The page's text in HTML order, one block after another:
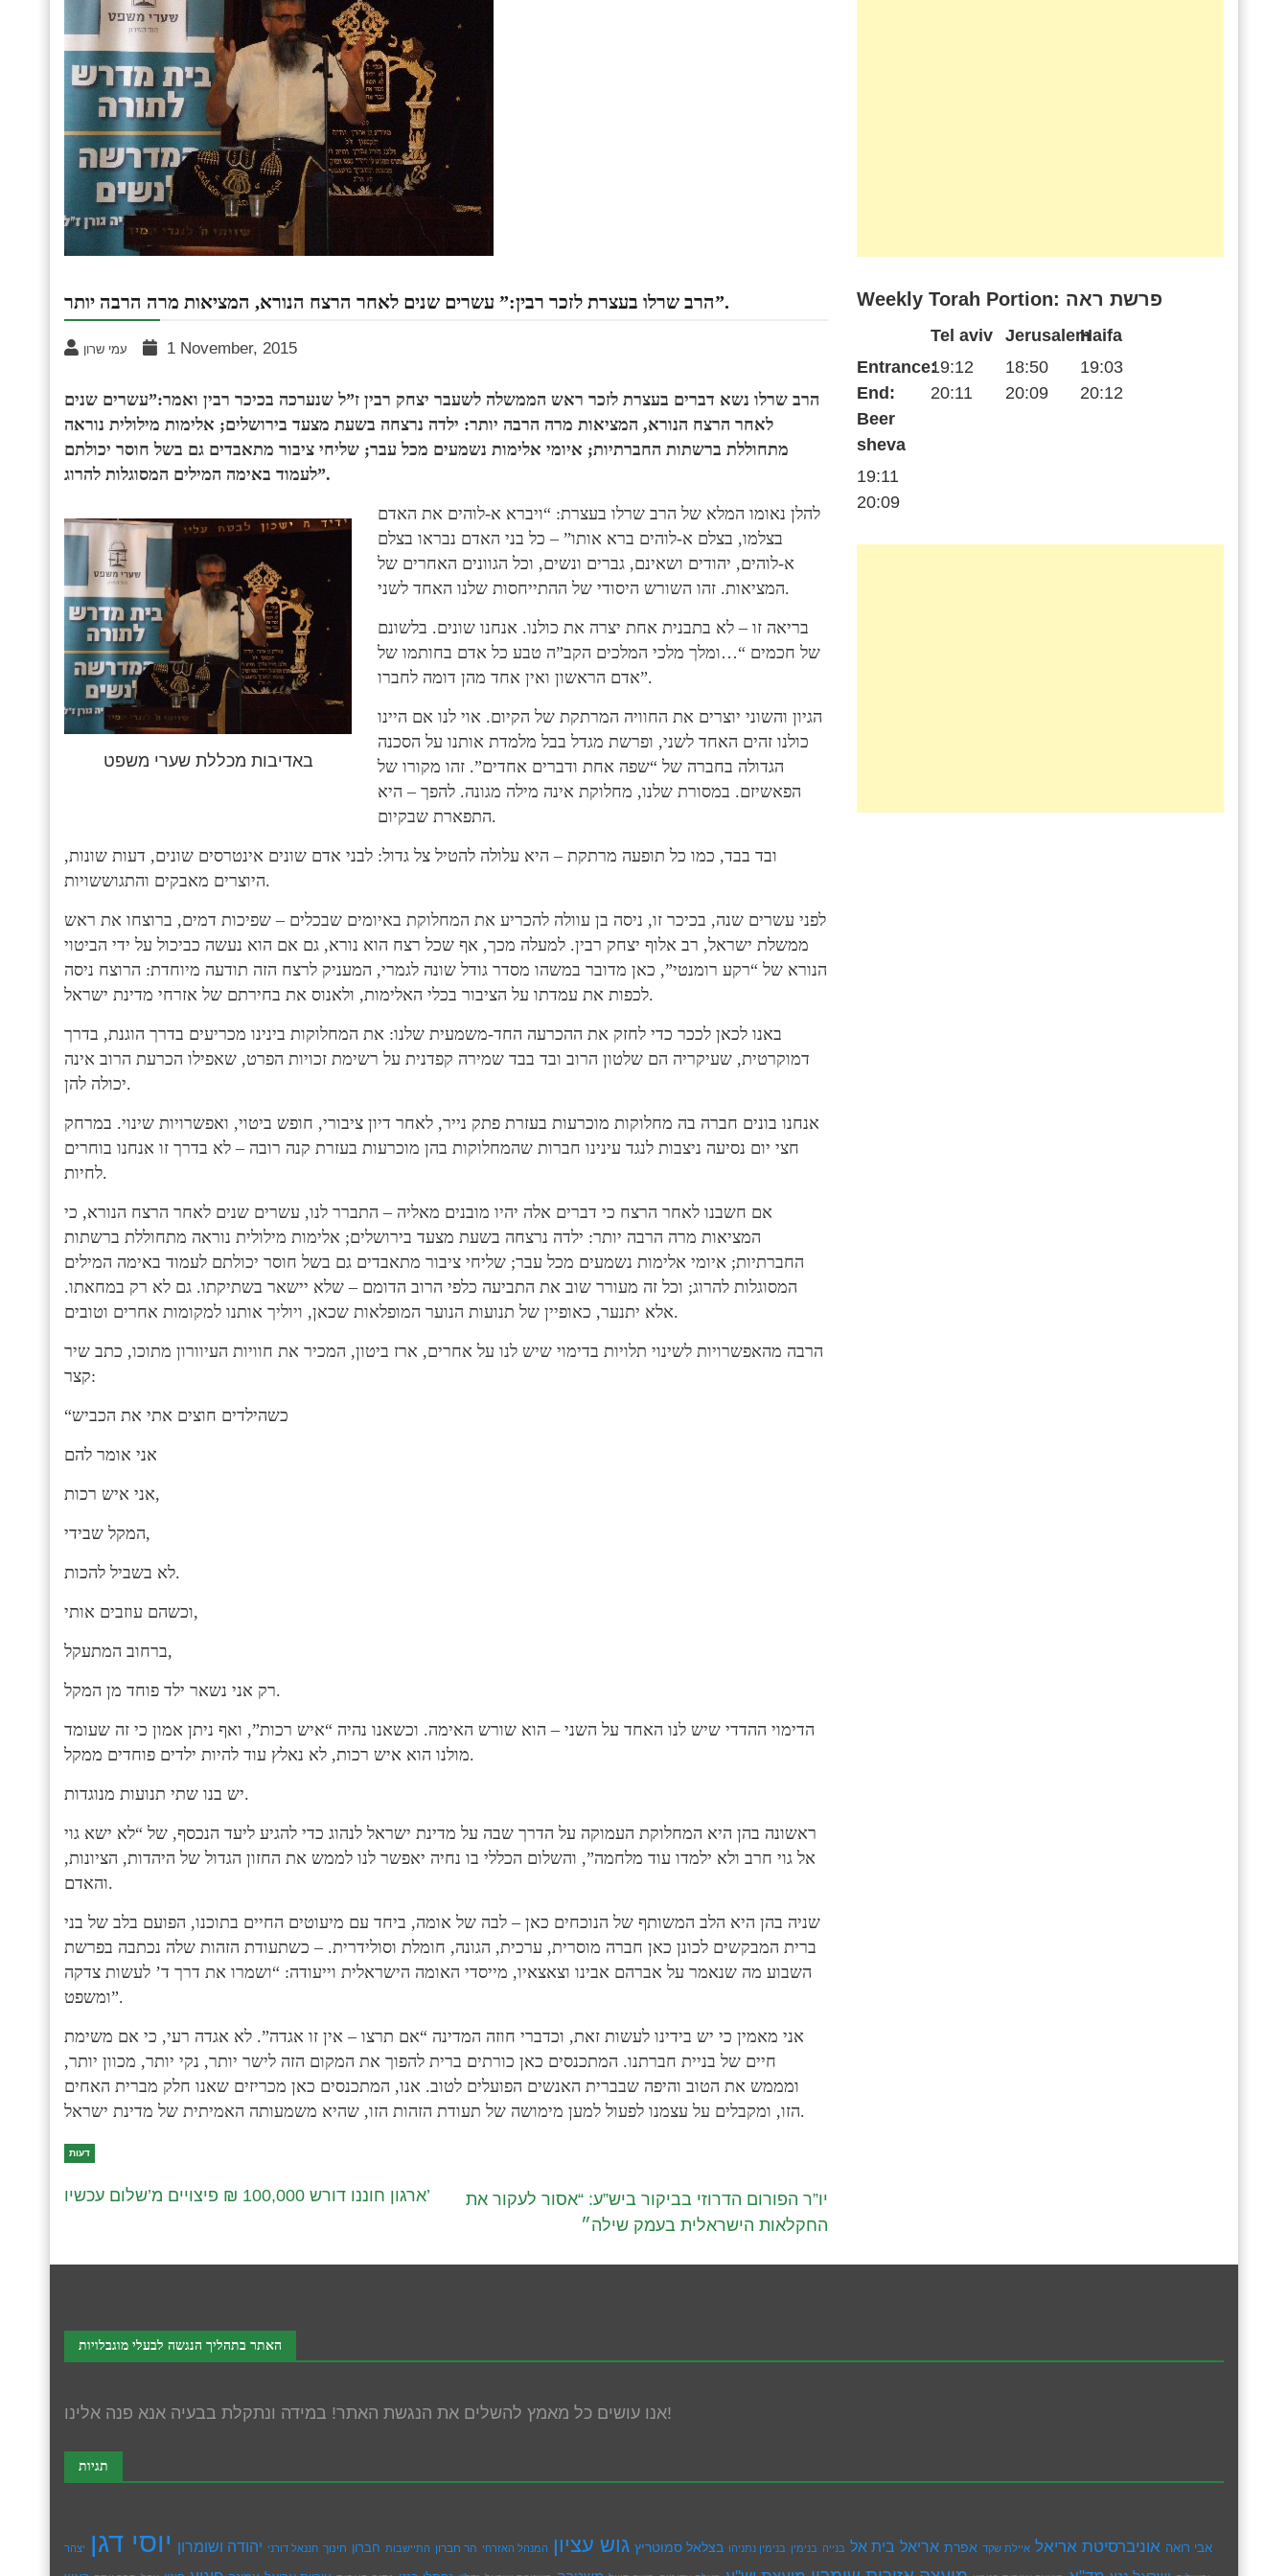
הרב שרלו בעצרת לזכר רבין:” עשרים שנים לאחר הרצח הנורא, המציאות מרה הרבה יותר”.
עמי שרון 1 November, 2015
הרב שרלו נשא דברים בעצרת לזכר ראש הממשלה לשעבר יצחק רבין ז”ל שנערכה בכיכר רבין ואמר:”עשרים שנים
לאחר הרצח הנורא, המציאות מרה הרבה יותר: ילדה נרצחה בשעת מצעד בירושלים; אלימות מילולית נוראה
מתחוללת ברשתות החברתיות; איומי אלימות נשמעים מכל עבר; שליחי ציבור מתאבדים גם בשל חוסר יכולתם
לעמוד באימה המילים המסוגלות להרוג”.
באדיבות מכללת שערי משפט
להלן נאומו המלא של הרב שרלו בעצרת: “ויברא א-לוהים את האדם
בצלמו, בצלם א-לוהים ברא אותו” – כל בני האדם נבראו בצלם
א-לוהים, יהודים ושאינם, גברים ונשים, וכל הגוונים האחרים של
המציאות. זהו השורש היסודי של ההתייחסות שלנו האחד לשני.
בריאה זו – לא בתבנית אחת יצרה את כולנו. אנחנו שונים. בלשונם
של חכמים “…ומלך מלכי המלכים הקב”ה טבע כל אדם בחותמו של
אדם הראשון ואין אחד מהן דומה לחברו”.
הגיון והשוני יוצרים את החוויה המרתקת של הקיום. אוי לנו אם היינו
כולנו זהים האחד לשני, ופרשת מגדל בבל מלמדת אותנו על הסכנה
הגדולה בחברה של “שפה אחת ודברים אחדים”. זהו מקורו של
הפאשיזם. במסורת שלנו, מחלוקת אינה מילה מגונה. להפך – היא
התפארת שבקיום.
ובד בבד, כמו כל תופעה מרתקת – היא עלולה להטיל צל גדול: לבני אדם שונים אינטרסים שונים, דעות שונות,
היוצרים מאבקים והתגוששויות.
לפני עשרים שנה, בכיכר זו, ניסה בן עוולה להכריע את המחלוקת באיומים שבכלים – שפיכות דמים, ברוצחו את ראש
ממשלת ישראל, רב אלוף יצחק רבין. למעלה מכך, אף שכל רצח הוא נורא, גם אם הוא נעשה כביכול על ידי הביטוי
הנורא של “רקע רומנטי”, כאן מדובר במשהו מסדר גודל שונה לגמרי, המעניק לרצח הזה תודעה מיוחדת: הרוצח ניסה
לכפות את עמדתו על הציבור בכלי האלימות, ולאנוס את בחירתם של אזרחי מדינת ישראל.
באנו לכאן לככר כדי לחזק את ההכרעה החד-משמעית שלנו: את המחלוקות בינינו מכריעים בדרך הוגנת, בדרך
דמוקרטית, שעיקריה הם שלטון הרוב ובד בבד שמירה קפדנית על רשימת זכויות הפרט, שאפילו הכרעת הרוב אינה
יכולה להן.
אנחנו בונים חברה בה מחלוקות מוכרעות בעזרת פתק נייר, לאחר דיון ציבורי, חופש ביטוי, ואפשרויות שינוי. במרחק
חצי יום נסיעה ניצבות לנגד עינינו חברות שהמחלוקות בהן מוכרעות בעזרת קנה רובה – לא בדרך זו אנחנו בוחרים
לחיות.
אם חשבנו לאחר הרצח כי דברים אלה יהיו מובנים מאליה – התברר לנו, עשרים שנים לאחר הרצח הנורא, כי
המציאות מרה הרבה יותר: ילדה נרצחה בשעת מצעד בירושלים; אלימות מילולית נוראה מתחוללת ברשתות
החברתיות; איומי אלימות נשמעים מכל עבר; שליחי ציבור מתאבדים גם בשל חוסר יכולתם לעמוד באימה המילים
המסוגלות להרוג; וכל זה מעורר שוב את התביעה כלפי הרוב הדומם – שלא יישאר בשתיקתו. גם לא רק במחאתו.
אלא יתנער, כאופיין של תנועות הנוער המופלאות שכאן, ויוליך אותנו למקומות אחרים וטובים.
הרבה מהאפשרויות לשינוי תלויות בדימוי שיש לנו על אחרים, ארז ביטון, המכיר את חוויות העיוורון מתוכו, כתב שיר
קצר:
“כשהילדים חוצים אתי את הכביש
אני אומר להם
אני איש רכות,
המקל שבידי,
לא בשביל להכות.
וכשהם עוזבים אותי,
ברחוב המתעקל,
רק אני נשאר ילד פוחד מן המקל.
הדימוי ההדדי שיש לנו האחד על השני – הוא שורש האימה. וכשאנו נהיה “איש רכות”, ואף ניתן אמון כי זה שעומד
מולנו הוא איש רכות, לא נאלץ עוד להיות ילדים פוחדים ממקל.
יש בנו שתי תנועות מנוגדות.
ראשונה בהן היא המחלוקת העמוקה על הדרך שבה על מדינת ישראל לנהוג כדי להגיע ליעד הנכסף, של “לא ישא גוי
אל גוי חרב ולא ילמדו עוד מלחמה”, והשלום הכללי בו נחיה יאפשר לנו לממש את החזון הגדול של היהדות, הציונות,
והאדם.
שניה בהן היא הלב המשותף של הנוכחים כאן – לבה של אומה, ביחד עם מיעוטים החיים בתוכנו, הפועם בלב של בני
ברית המבקשים לכונן כאן חברה מוסרית, ערכית, הגונה, חומלת וסולידרית. – כשתעודת הזהות שלה נכתבה בפרשת
השבוע מה שנאמר על אברהם אבינו וצאצאיו, מייסדי האומה הישראלית וייעודה: “ושמרו את דרך ד’ לעשות צדקה
ומשפט”.
אני מאמין כי יש בידינו לעשות זאת, וכדברי חוזה המדינה “אם תרצו – אין זו אגדה”. לא אגדה רעי, כי אם משימת
חיים של בניית חברתנו. המתכנסים כאן כורתים ברית להפוך את המקום הזה לישר יותר, נקי יותר, מכוון יותר,
ומממש את הטוב והיפה שבברית האנשים הפועלים לטוב. אנו, המתכנסים כאן מכריזים שאנו חלק מברית האחים
הזו, ומקבלים על עצמנו לפעול למען מימושה של תעודת הזהות הזו, שהיא משמעותה האמיתית של מדינת ישראל.
דעות
ארגון חוננו דורש 100,000 ₪ פיצויים מ’שלום עכשיו’
יו”ר הפורום הדרוזי בביקור ביש”ע: “אסור לעקור את
החקלאות הישראלית בעמק שילה״
Weekly Torah Portion: פרשת ראה
Entrance:
End:
Tel aviv
19:12
20:11
Jerusalem
18:50
20:09
Haifa
19:03
20:12
Beer
sheva
19:11
20:09
האתר בתהליך הנגשה לבעלי מוגבלויות
אנו עושים כל מאמץ להשלים את הנגשת האתר! במידה ונתקלת בבעיה אנא פנה אלינו!
תגיות
אבי רואה אוניברסיטת אריאל איילת שקד אפרת אריאל בית אל בנייה בנימין בנימין נתניהו בצלאל סמוטריץ גוש עציון המנהל האזרחי הר חברון התיישבות חברון חינוך חננאל דורני יהודה ושומרון יוסי דגן יצהר